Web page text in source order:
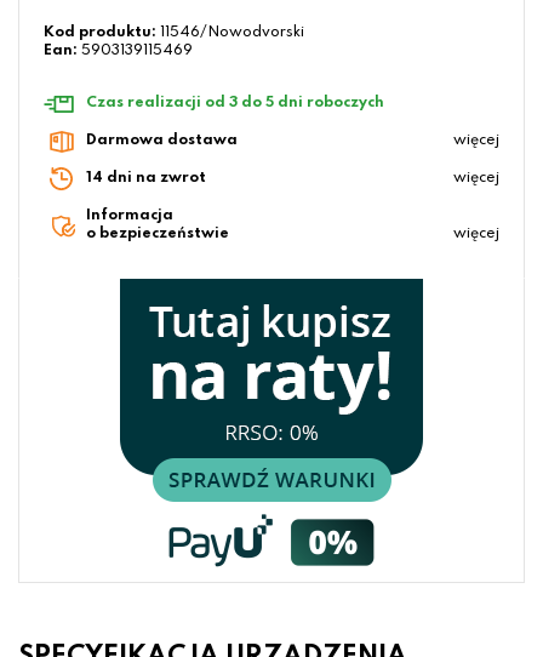
Kod produktu:
11546/Nowodvorski
Ean: 5903139115469
Czas realizacji od 3 do 5 dni roboczych
Darmowa dostawa więcej
14 dni na zwrot więcej
Informacja
o bezpieczeństwie
więcej